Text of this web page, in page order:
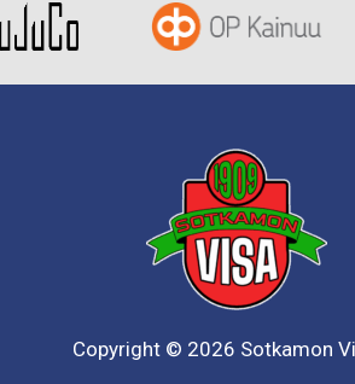
Copyright © 2026 Sotkamon